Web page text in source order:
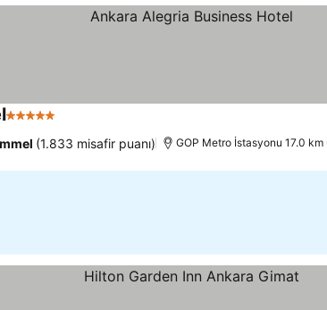
5 Yıldız
(1.833 misafir puanı) GOP Metro İstasyonu 17.0 km